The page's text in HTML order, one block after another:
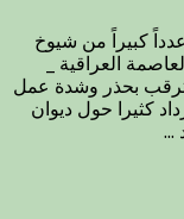
عبد
اللطيف
رشيد
وجلوسه
بقرب
كبيراً من شيوخ
العراقية _
بحذر وشدة عمل
كثيرا حول ديوان
...